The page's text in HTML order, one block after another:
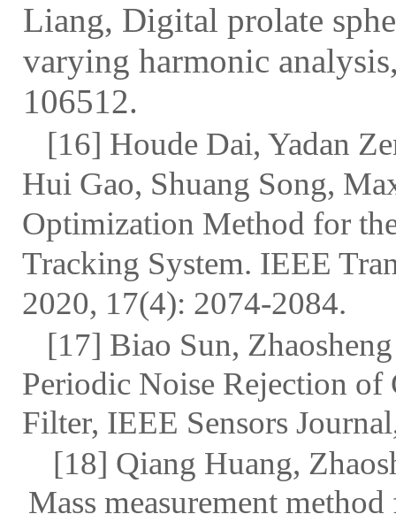
Liang, Digital prolate
varying harmonic
106512.
[16] Houde Dai, Yadan
Hui Gao, Shuang Song,
Optimization Method for
Tracking System. IEEE
2020, 17(4): 2074-2084.
[17] Biao Sun,
Periodic Noise Rejection
Filter, IEEE Sensors Journal
[18] Qiang Huang,
Mass measurement